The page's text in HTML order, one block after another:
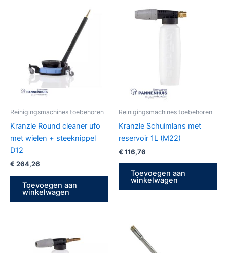
Reinigingsmachines toebehoren
Kranzle Round cleaner ufo
met wielen + steeknippel
D12
€ 264,26
Toevoegen aan
winkelwagen
Reinigingsmachines toebehoren
Kranzle Schuimlans met
reservoir 1L (M22)
€ 116,76
Toevoegen aan
winkelwagen